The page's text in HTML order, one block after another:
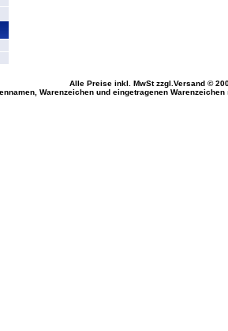
Alle Preise inkl. MwStzzgl.Versand©
Warenzeichen und eingetragenen